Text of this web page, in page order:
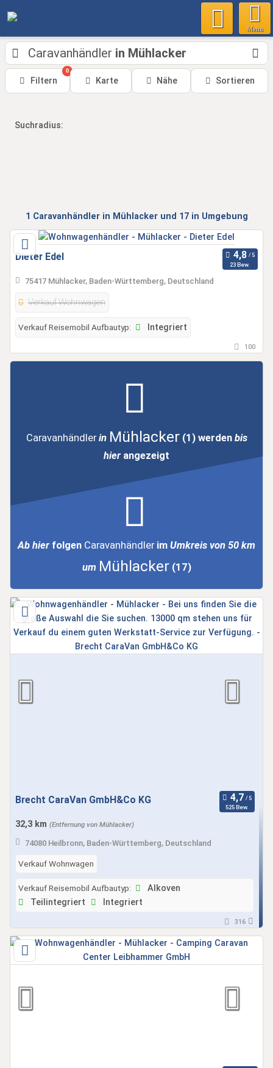
Menu
Caravanhändler in Mühlacker
Filtern
0
Karte Nähe Sortieren
Suchradius:
1 Caravanhändler in Mühlackerund 17 in Umgebung
Dieter Edel
23 Bew.
75417 Mühlacker, Baden-Württemberg, Deutschland
Verkauf Wohnwagen
Verkauf Reisemobil Aufbautyp: Integriert
100
Caravanhändler in Mühlacker (1)werden bis
hierangezeigt
Ab hier folgen Caravanhändlerim Umkreis von 50 km
um Mühlacker (17)
Brecht CaraVan GmbH&Co KG
525 Bew.
32,3 km (Entfernung von Mühlacker)
74080 Heilbronn, Baden-Württemberg, Deutschland
Verkauf Wohnwagen
Verkauf Reisemobil Aufbautyp:
Alkoven
Teilintegriert
Integriert
316